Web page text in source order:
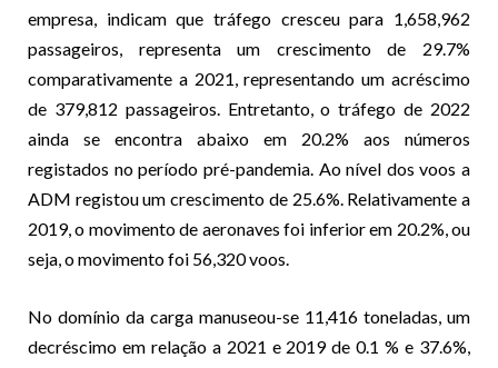
empresa, indicam que tráfego cresceu para 1,658,962
passageiros, representa um crescimento de 29.7%
comparativamente a 2021, representando um acréscimo
de 379,812 passageiros. Entretanto, o tráfego de 2022
ainda se encontra abaixo em 20.2% aos números
registados no período pré-pandemia. Ao nível dos voos a
ADM registou um crescimento de 25.6%. Relativamente a
2019, o movimento de aeronaves foi inferior em 20.2%, ou
seja, o movimento foi 56,320 voos.
No domínio da carga manuseou-se 11,416 toneladas, um
decréscimo em relação a 2021 e 2019 de 0.1 % e 37.6%,